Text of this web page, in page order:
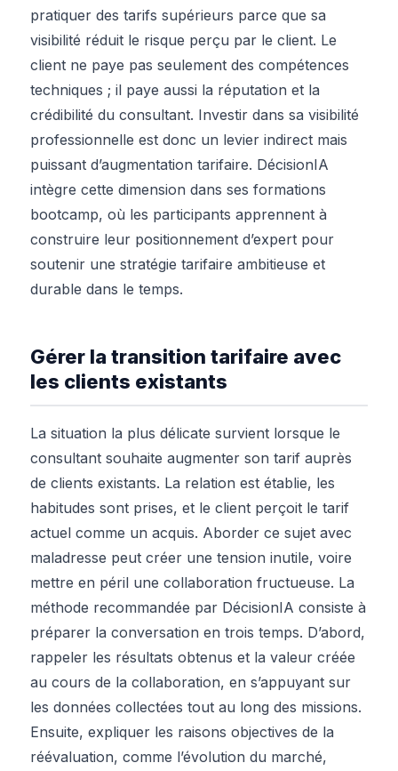
pratiquer des tarifs supérieurs parce que sa
visibilité réduit le risque perçu par le client. Le
client ne paye pas seulement des compétences
techniques ; il paye aussi la réputation et la
crédibilité du consultant. Investir dans sa visibilité
professionnelle est donc un levier indirect mais
puissant d’augmentation tarifaire. DécisionIA
intègre cette dimension dans ses formations
bootcamp, où les participants apprennent à
construire leur positionnement d’expert pour
soutenir une stratégie tarifaire ambitieuse et
durable dans le temps.
Gérer la transition tarifaire avec
les clients existants
La situation la plus délicate survient lorsque le
consultant souhaite augmenter son tarif auprès
de clients existants. La relation est établie, les
habitudes sont prises, et le client perçoit le tarif
actuel comme un acquis. Aborder ce sujet avec
maladresse peut créer une tension inutile, voire
mettre en péril une collaboration fructueuse. La
méthode recommandée par DécisionIA consiste à
préparer la conversation en trois temps. D’abord,
rappeler les résultats obtenus et la valeur créée
au cours de la collaboration, en s’appuyant sur
les données collectées tout au long des missions.
Ensuite, expliquer les raisons objectives de la
réévaluation, comme l’évolution du marché,